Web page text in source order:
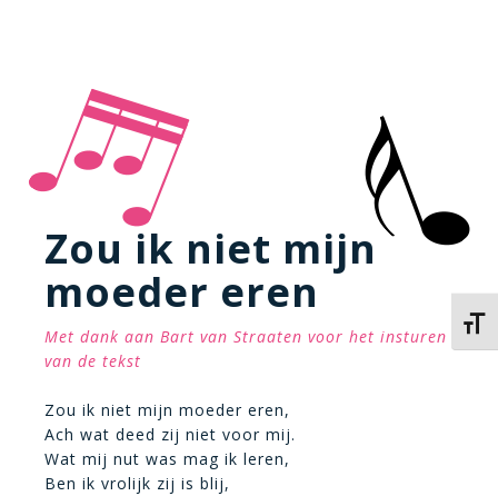
Zou ik niet mijn
moeder eren
Met dank aan Bart van Straaten voor het insturen
van de tekst
Zou ik niet mijn moeder eren,
Ach wat deed zij niet voor mij.
Wat mij nut was mag ik leren,
Ben ik vrolijk zij is blij,